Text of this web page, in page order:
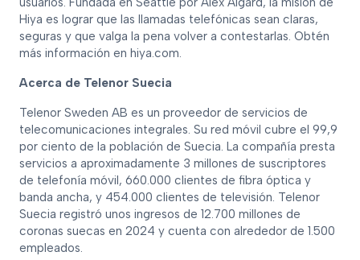
Hiya es lograr que las llamadas telefónicas sean claras,
seguras y que valga la pena volver a contestarlas. Obtén
más información en hiya.com.
Acerca de Telenor Suecia
Telenor Sweden AB es un proveedor de servicios de
telecomunicaciones integrales. Su red móvil cubre el 99,9
por ciento de la población de Suecia. La compañía presta
servicios a aproximadamente 3 millones de suscriptores
de telefonía móvil, 660.000 clientes de fibra óptica y
banda ancha, y 454.000 clientes de televisión. Telenor
Suecia registró unos ingresos de 12.700 millones de
coronas suecas en 2024 y cuenta con alrededor de 1.500
empleados.